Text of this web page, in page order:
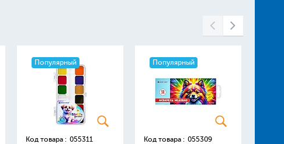
Популярный
Код товара : 055311
Популярный
Код товара : 055309